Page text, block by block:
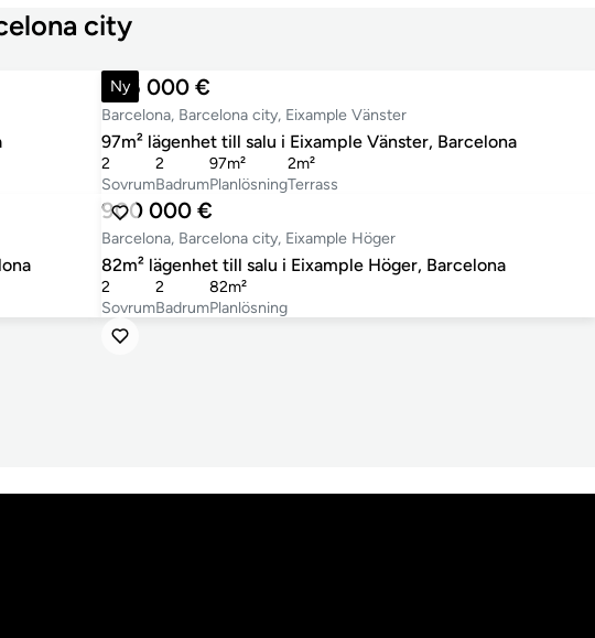
city
Ny
895 000 €
Barcelona, Barcelona city, Eixample Vänster
97m² lägenhet till salu i Eixample Vänster, Barcelona
Sovrum
2
Badrum
2
Planlösning
97m²
Terrass
2m²
900 000 €
Barcelona, Barcelona city, Eixample Höger
82m² lägenhet till salu i Eixample Höger, Barcelona
Sovrum
2
Badrum
2
Planlösning
82m²